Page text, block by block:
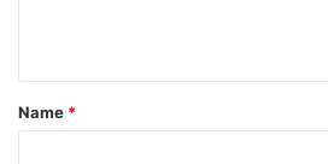
Name *